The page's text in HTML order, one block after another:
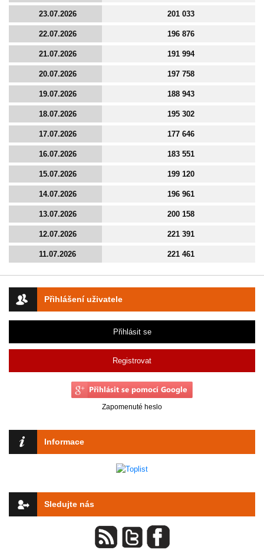
Přihlášení uživatele
Přihlásit se
Registrovat
Zapomenuté heslo
Informace
Sledujte nás
23.07.2026 201 033
22.07.2026 196 876
21.07.2026 191 994
20.07.2026 197 758
19.07.2026 188 943
18.07.2026 195 302
17.07.2026 177 646
16.07.2026 183 551
15.07.2026 199 120
14.07.2026 196 961
13.07.2026 200 158
12.07.2026 221 391
11.07.2026 221 461